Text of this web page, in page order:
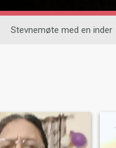
Stevnemøte med en inder